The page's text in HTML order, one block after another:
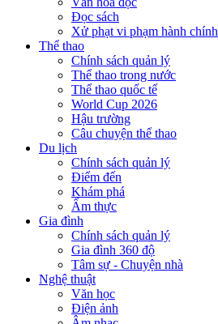
Đọc sách
Xử phạt vi phạm hành chính
Thể thao
Chính sách quản lý
Thể thao trong nước
Thể thao quốc tế
World Cup 2026
Hậu trường
Câu chuyện thể thao
Du lịch
Chính sách quản lý
Điểm đến
Khám phá
Ẩm thực
Gia đình
Chính sách quản lý
Gia đình 360 độ
Tâm sự - Chuyện nhà
Nghệ thuật
Văn học
Điện ảnh